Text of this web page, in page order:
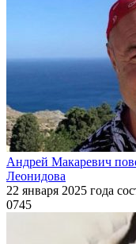
Андрей Макаревич
Леонидова
22 января 2025 года
0745